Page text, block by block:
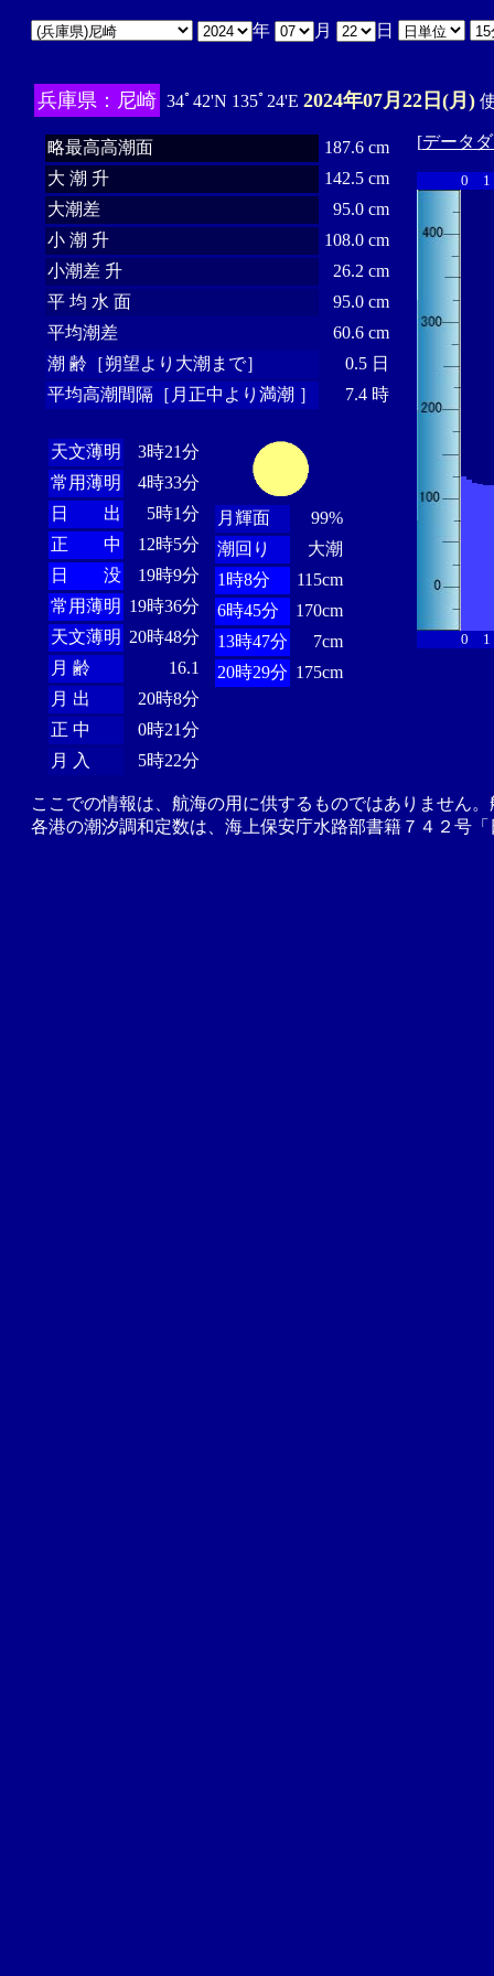
年 月 日
兵庫県：尼崎 34ﾟ42'N 135ﾟ24'E 2024年07月22日(月)
略最高高潮面
187.6 cm
大 潮 升
142.5 cm
大潮差
95.0 cm
小 潮 升
108.0 cm
小潮差 升
26.2 cm
平 均 水 面
95.0 cm
平均潮差
60.6 cm
潮 齢［朔望より大潮まで］
0.5 日
平均高潮間隔［月正中より満潮 ］
7.4 時
天文薄明
3時21分
常用薄明
4時33分
日 出
5時1分
正 中
12時5分
日 没
19時9分
常用薄明 19時36分
天文薄明 20時48分
月 齢
16.1
月 出
20時8分
正 中
0時21分
月 入
5時22分
月輝面
99%
潮回り
大潮
1時8分
115cm
6時45分
170cm
13時47分
7cm
20時29分 175cm
[データ
0 1
0 1
ここでの情報は、航海の用に供するものではありません
各港の潮汐調和定数は、海上保安庁水路部書籍７４２号